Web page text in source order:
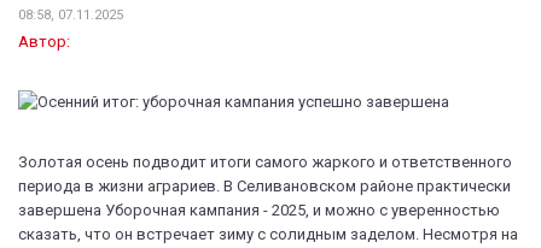
08:58, 07.11.2025
Автор:
Золотая осень подводит итоги самого жаркого и ответственного
периода в жизни аграриев. В Селивановском районе практически
завершена Уборочная кампания - 2025, и можно с уверенностью
сказать, что он встречает зиму с солидным заделом. Несмотря на